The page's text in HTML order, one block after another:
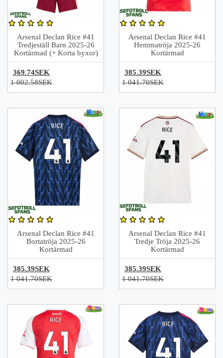
Arsenal Declan Rice #41
Tredjeställ Barn 2025-26
Kortärmad (+ Korta byxor)
369.74SEK
1 002.58SEK
Arsenal Declan Rice #41
Hemmatröja 2025-26
Kortärmad
385.39SEK
1 041.70SEK
Arsenal Declan Rice #41
Bortatröja 2025-26
Kortärmad
385.39SEK
1 041.70SEK
Arsenal Declan Rice #41
Tredje Tröja 2025-26
Kortärmad
385.39SEK
1 041.70SEK